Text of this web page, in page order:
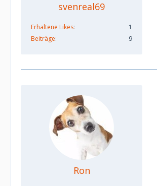
svenreal69
Erhaltene Likes
1
Beiträge
9
Ron